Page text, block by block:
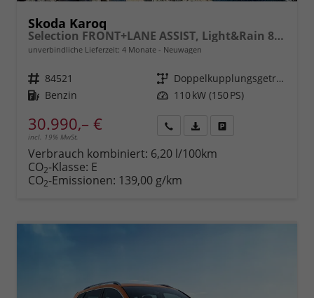
Skoda Karoq
Selection FRONT+LANE ASSIST, Light&Rain 8" Entertainment, virtuelles Cockpit, Climatronic, Parksensoren, Sitzhzg., 16" ALU uvm.
unverbindliche Lieferzeit: 4 Monate Neuwagen
Fahrzeugnr. 84521 Getriebe
Doppelkupplungsgetriebe (DSG)
Kraftstoff Benzin Leistung 110 kW (150 PS)
30.990,– €
incl. 19% MwSt.
anfordern
Datei,
Verbrauch kombiniert: 6,20 l/100km
CO2-Klasse: E
CO2-Emissionen: 139,00 g/km